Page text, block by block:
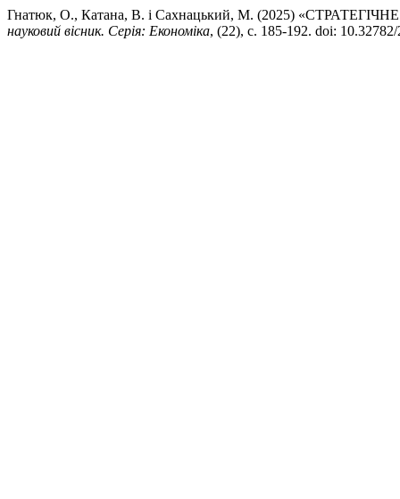
Гнатюк, О., Катана, В. і Сахнацький, М. (2025)
науковий вісник. Серія: Економіка, (22), с. 185-192. doi: